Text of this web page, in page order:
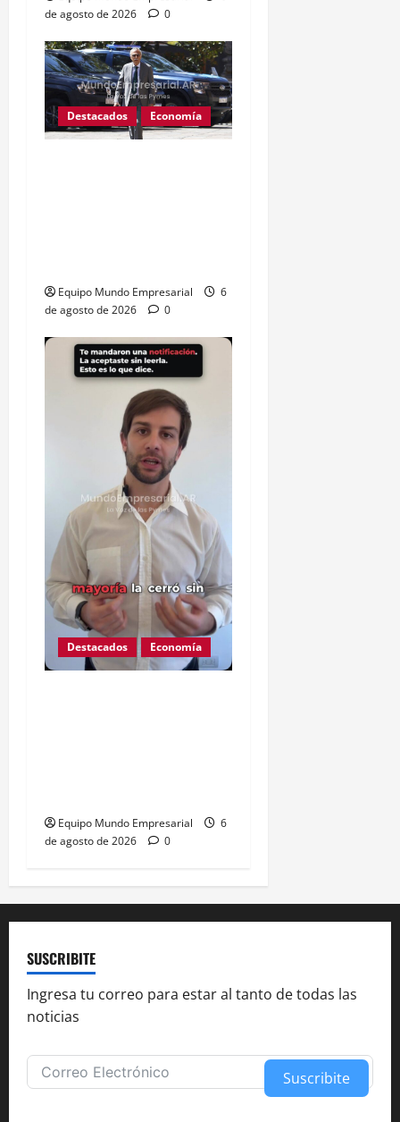
de agosto de 2026
0
Destacados Economía
Equipo Mundo Empresarial
6
de agosto de 2026
0
Destacados Economía
Equipo Mundo Empresarial
6
de agosto de 2026
0
SUSCRIBITE
Ingresa tu correo para estar al tanto de todas las
noticias
Suscribite